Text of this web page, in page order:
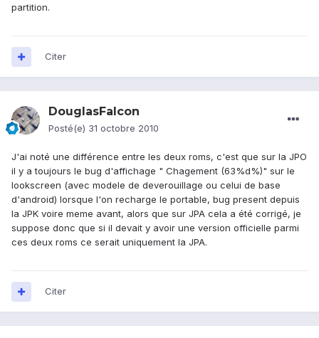
partition.
Citer
DouglasFalcon
Posté(e) 31 octobre 2010
J'ai noté une différence entre les deux roms, c'est que sur la JPO
il y a toujours le bug d'affichage " Chagement (63%d%)" sur le
lookscreen (avec modele de deverouillage ou celui de base
d'android) lorsque l'on recharge le portable, bug present depuis
la JPK voire meme avant, alors que sur JPA cela a été corrigé, je
suppose donc que si il devait y avoir une version officielle parmi
ces deux roms ce serait uniquement la JPA.
Citer